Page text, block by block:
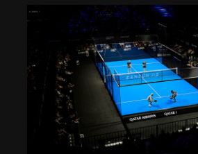
Guides
Mehr
Fans
Erreichen
–
Und
Events
Dort
Sichtbar